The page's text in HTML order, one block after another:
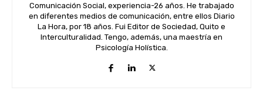
Comunicación Social, experiencia-26 años. He trabajado
en diferentes medios de comunicación, entre ellos Diario
La Hora, por 18 años. Fui Editor de Sociedad, Quito e
Interculturalidad. Tengo, además, una maestría en
Psicología Holística.